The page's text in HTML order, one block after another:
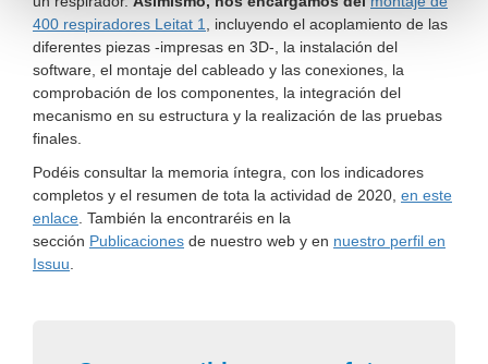
400 respiradores Leitat 1
, incluyendo el acoplamiento de las
diferentes piezas -impresas en 3D-, la instalación del
software, el montaje del cableado y las conexiones, la
comprobación de los componentes, la integración del
mecanismo en su estructura y la realización de las pruebas
finales.
Podéis consultar la memoria íntegra, con los indicadores
completos y el resumen de tota la actividad de 2020, en este
enlace . También la encontraréis en la
sección Publicaciones de nuestro web y en nuestro perfil en
Issuu